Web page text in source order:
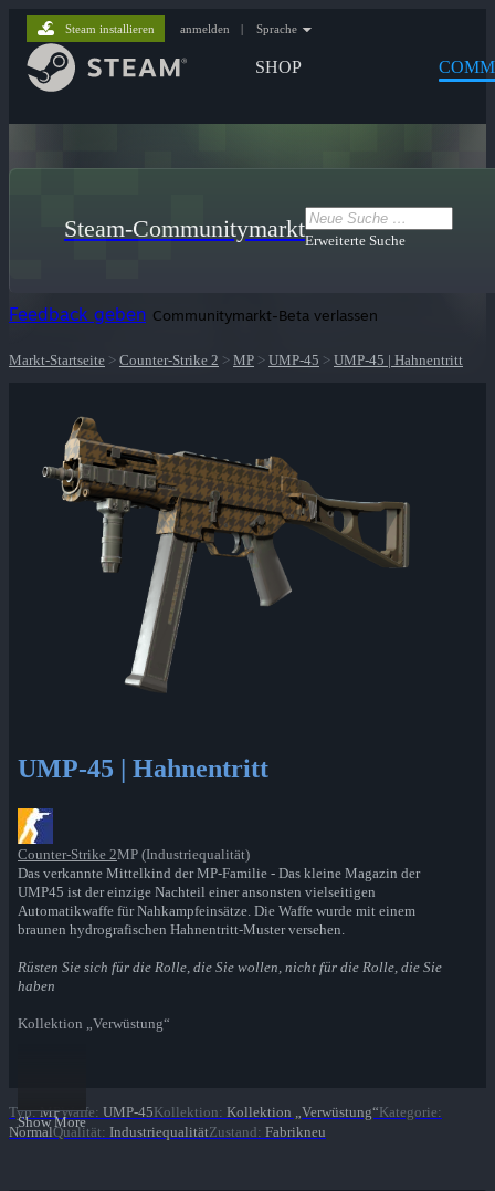
SHOP
Steam installieren anmelden | Sprache
Steam-CommunitymarktErweiterte Suche
Feedback geben Communitymarkt-Beta verlassen
Markt-Startseite > Counter-Strike 2 > MP > UMP-45 > UMP-45 | Hahnentritt
UMP-45 | Hahnentritt
Counter-Strike 2MP (Industriequalität)
Das verkannte Mittelkind der MP-Familie - Das kleine Magazin der
UMP45 ist der einzige Nachteil einer ansonsten vielseitigen
Automatikwaffe für Nahkampfeinsätze. Die Waffe wurde mit einem
braunen hydrografischen Hahnentritt-Muster versehen.
Rüsten Sie sich für die Rolle, die Sie wollen, nicht für die Rolle, die Sie
haben
Kollektion „Verwüstung“
Show More
Typ: MPWaffe: UMP-45Kollektion: Kollektion „Verwüstung“Kategorie:
NormalQualität: IndustriequalitätZustand: Fabrikneu